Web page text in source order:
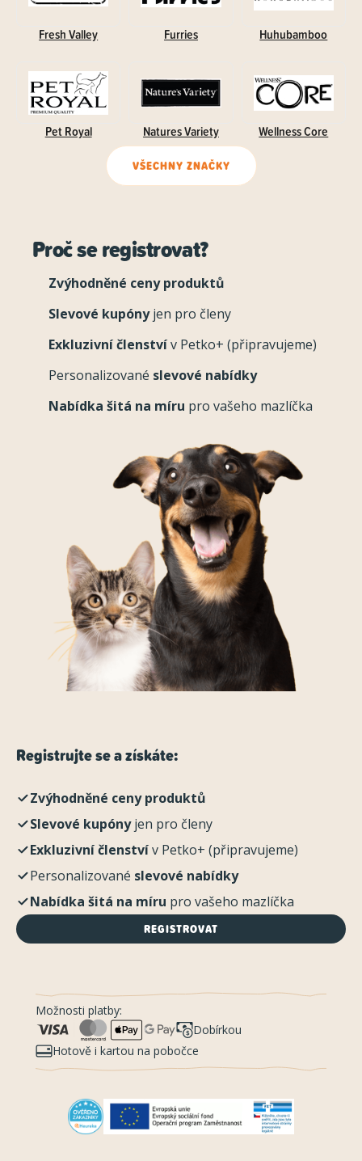
Fresh Valley Furries Huhubamboo
Pet Royal Natures Variety Wellness Core
VŠECHNY ZNAČKY
Proč se registrovat?
Zvýhodněné ceny produktů
Slevové kupónyjen pro členy
Exkluzivní členstvív Petko+ (připravujeme)
Personalizované slevové nabídky
Nabídka šitá na míru pro vašeho mazlíčka
Registrujte se a získáte:
Zvýhodněné ceny produktů
Slevové kupónyjen pro členy
Exkluzivní členstvív Petko+ (připravujeme)
Personalizované slevové nabídky
Nabídka šitá na míru pro vašeho mazlíčka
REGISTROVAT
Možnosti platby:
Dobírkou
Hotově i kartou na pobočce